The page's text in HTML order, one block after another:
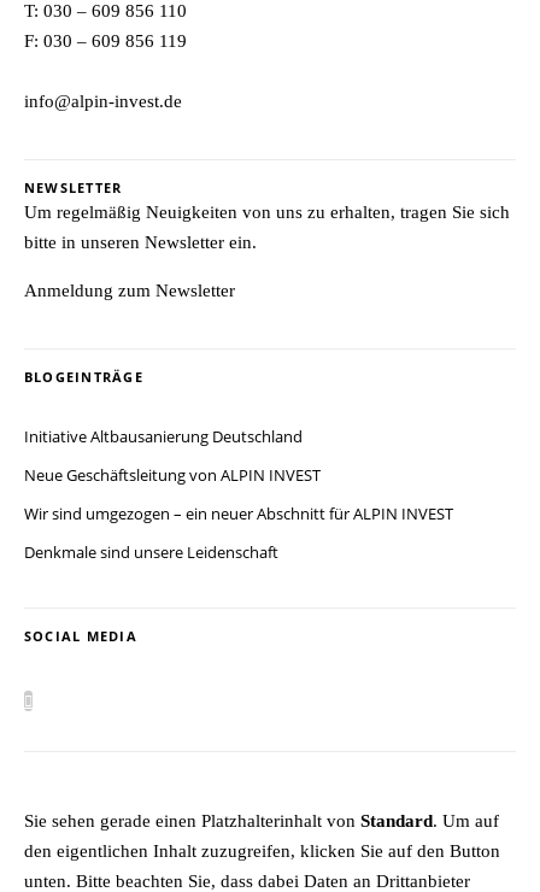
T: 030 – 609 856 110
F: 030 – 609 856 119
info@alpin-invest.de
NEWSLETTER
Um regelmäßig Neuigkeiten von uns zu erhalten, tragen Sie sich
bitte in unseren Newsletter ein.
Anmeldung zum Newsletter
BLOGEINTRÄGE
Initiative Altbausanierung Deutschland
Neue Geschäftsleitung von ALPIN INVEST
Wir sind umgezogen – ein neuer Abschnitt für ALPIN INVEST
Denkmale sind unsere Leidenschaft
SOCIAL MEDIA
Sie sehen gerade einen Platzhalterinhalt von Standard. Um auf
den eigentlichen Inhalt zuzugreifen, klicken Sie auf den Button
unten. Bitte beachten Sie, dass dabei Daten an Drittanbieter